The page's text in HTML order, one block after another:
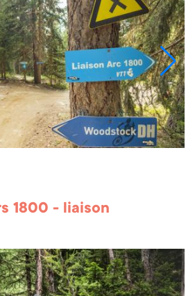
1800 - liaison